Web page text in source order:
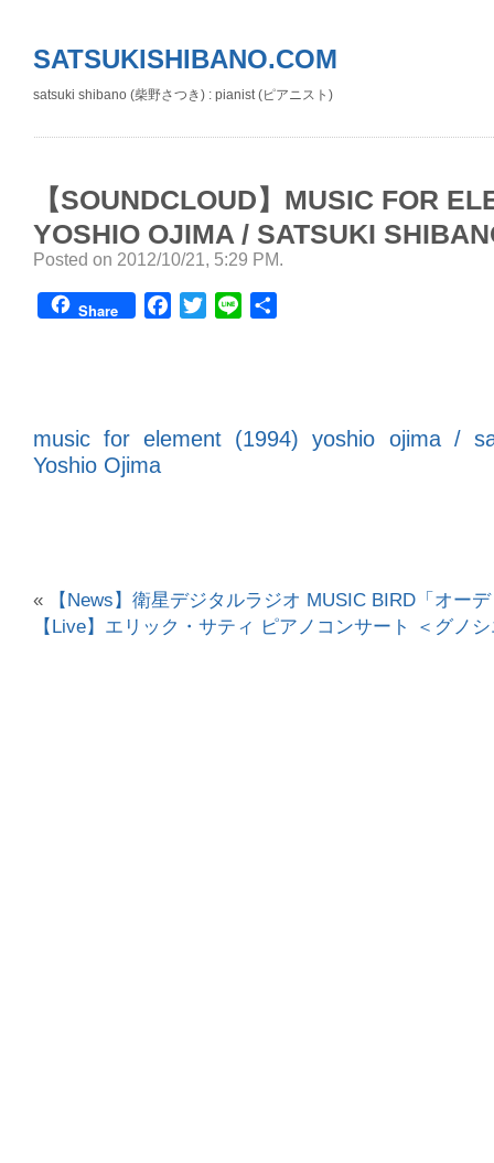
SATSUKISHIBANO.COM
satsuki shibano (柴野さつき) : pianist (ピアニスト)
【SOUNDCLOUD】MUSIC FOR
YOSHIO OJIMA / SATSUKI
Posted on 2012/10/21, 5:29 PM.
Share Facebook
TwitterLine
music for element (1994) yoshio ojima /
Yoshio Ojima
«
【News】衛星デジタルラジオ MUSIC BIRD「オー
【Live】エリック・サティ ピアノコンサート ＜グノ